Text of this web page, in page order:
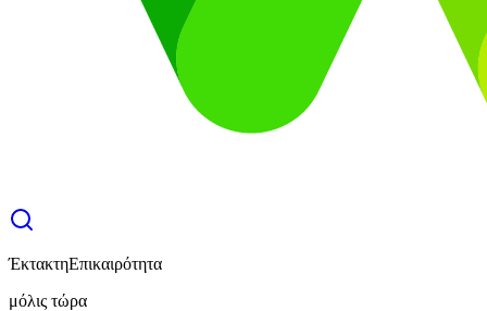
ΈκτακτηΕπικαιρότητα
μόλις τώρα